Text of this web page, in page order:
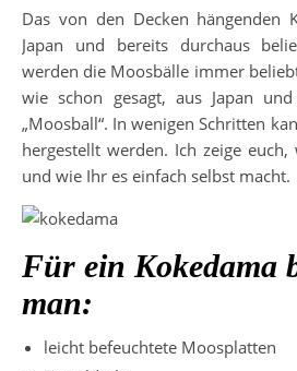
Das von den Decken hängenden Kokedama kommt aus
Japan und bereits durchaus
werden die Moosbälle immer
wie schon gesagt, aus Japan
„Moosball“. In wenigen Schritten
hergestellt werden. Ich zeige
und wie Ihr es einfach selbst macht.
Für ein Kokedama
man:
leicht befeuchtete Moosplatten